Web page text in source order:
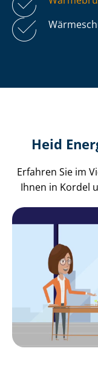
Heid
Erfahren Sie im
Ihnen in Kordel